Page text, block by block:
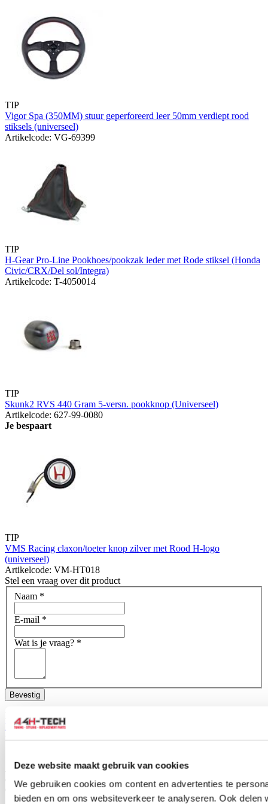
Deze website maakt gebruik van cookies
We gebruiken cookies om content en advertenties te
bieden en om ons websiteverkeer te analyseren. Ook
TIP
Vigor Spa (350MM) stuur geperforeerd leer 50mm verdiept rood
stiksels (universeel)
Artikelcode: VG-69399
TIP
H-Gear Pro-Line Pookhoes/pookzak leder met Rode stiksel (Honda
Civic/CRX/Del sol/Integra)
Artikelcode: T-4050014
TIP
Skunk2 RVS 440 Gram 5-versn. pookknop (Universeel)
Artikelcode: 627-99-0080
Je bespaart
TIP
VMS Racing claxon/toeter knop zilver met Rood H-logo
(universeel)
Artikelcode: VM-HT018
Stel een vraag over dit product
Naam *
E-mail *
Wat is je vraag? *
Bevestig
Dit formulier wordt beschermd door reCAPTCHA - het
Privacybeleid van Google
toepassing.
Alleen geregistreerde gebruikers kunnen reviews schrijven.
ofmaak een account aan
Omschrijving